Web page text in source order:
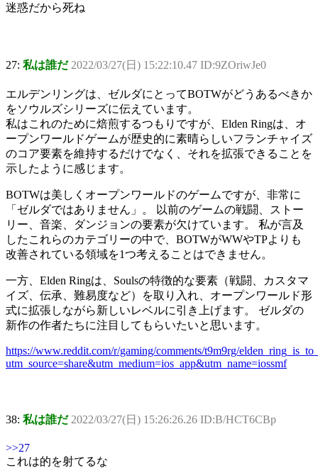
迷惑だから死ね
27: 私は誰だ 2022/03/27(日) 15:22:10.47 ID:9ZOriwJe0
エルデンリングは、ゼルダにとってBOTWがどうあるべきか
をソウルズシリーズに伝えています。
私はこれのために焙煎するつもりですが、Elden Ringは、オ
ープンワールドゲームが歴史的に素晴らしいフランチャイズ
のコア要素を維持するだけでなく、それを拡張できることを
示したように感じます。
BOTWは美しくオープンワールドのゲームですが、非常に
「ゼルダではありません」。 以前のゲームの戦闘、ストー
リー、音楽、ダンジョンの要素が欠けています。 私が言及
したこれらのカテゴリーの中で、BOTWがWWやTPよりも
改善されている領域を1つ考えることはできません。
一方、Elden Ringは、Soulsの特徴的な要素（戦闘、カスタマ
イズ、伝承、難易度など）を取り入れ、オープンワールド形
式に拡張しながら新しいレベルに引き上げます。 ゼルダの
新作の作者たちに注目してもらいたいと思います。
https://www.reddit.com/r/gaming/comments/t9m9rg/
utm_source=share&utm_medium=ios_app&utm_name=iossmf
38: 私は誰だ 2022/03/27(日) 15:26:26.26 ID:B/HCT6CBp
>>27
これは的を射てるな